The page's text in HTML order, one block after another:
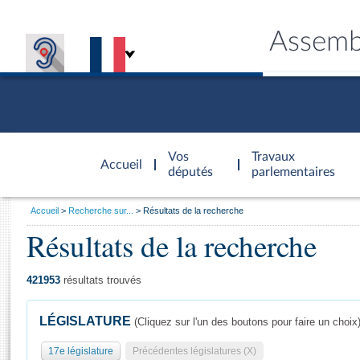
Accueil
d'accueil
Vos
députés
Travaux
parlementaires
Général
Vous
Accueil Recherche sur... Résultats de la recherche
Résultats de la recherche
421953 résultats trouvés
LÉGISLATURE (Cliquez sur l'un des boutons pour faire un choix)
17e législature Précédentes législatures (X)